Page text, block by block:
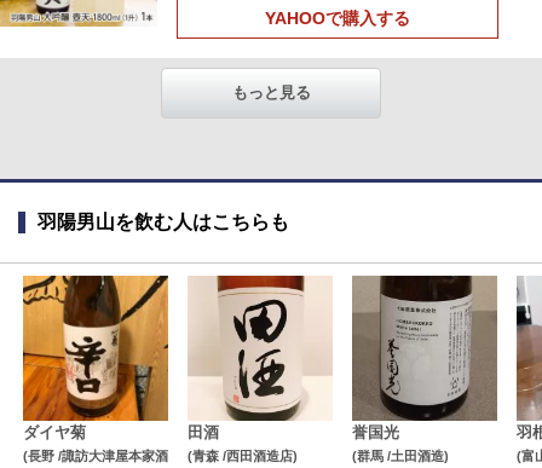
YAHOOで購入する
もっと見る
羽陽男山を飲む人はこちらも
ダイヤ菊
(長野 /諏訪大津屋本家酒
田酒
(青森 /西田酒造店)
誉国光
(群馬 /土田酒造)
羽
(富